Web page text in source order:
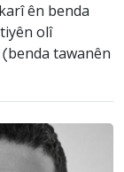
ên benda
olî
tawanên